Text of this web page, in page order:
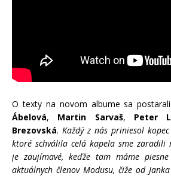
O texty na novom albume sa postarali
Ábelová, Martin Sarvaš, Peter
Brezovská. Každý z nás priniesol
ktoré schválila celá kapela sme zaradili
je zaujímavé, keďže tam máme
aktuálnych členov Modusu, čiže od